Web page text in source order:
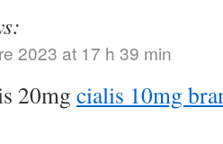
2023 at 17 h 39 min
20mg cialis 10mg